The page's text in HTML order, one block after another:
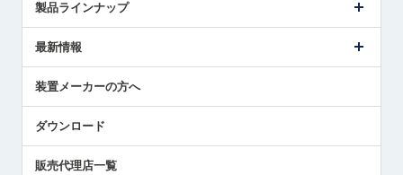
ごあいさつ
受賞履歴
採用情報
国/地域/言語
製品ラインナップ
ツールセッタ製品
エアマイクロセンサ製品
最新情報
メトロールの技術
社員ブログ
中小企業のBCP地震対策
装置メーカーの方へ
ダウンロード
販売代理店一覧